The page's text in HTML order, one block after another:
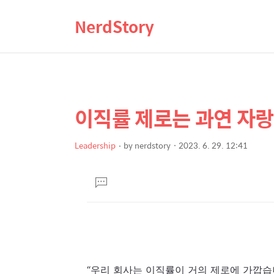
NerdStory
상
컨
본
문
제
이직률 제로는 과연 자
Leadership bynerdstory 2023. 6. 29. 12:41
댓
글
“우리 회사는 이직률이 거의 제로에 가깝습